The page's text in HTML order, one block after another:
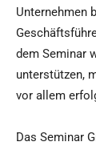
Unternehmen
dem Seminar
unterstützen,
vor allem
Das Seminar